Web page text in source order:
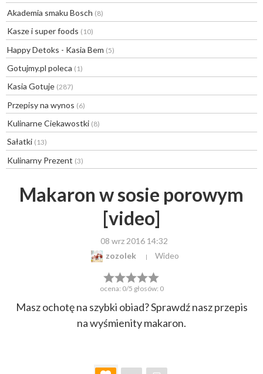
Akademia smaku Bosch (8)
Kasze i super foods (10)
Happy Detoks - Kasia Bem (5)
Gotujmy.pl poleca (1)
Kasia Gotuje (287)
Przepisy na wynos (6)
Kulinarne Ciekawostki (8)
Sałatki (13)
Kulinarny Prezent (3)
Makaron w sosie porowym
[video]
08 wrz 2016 14:32
zozolek
Wideo
ocena: 0/5 głosów: 0
Masz ochotę na szybki obiad? Sprawdź nasz przepis
na wyśmienity makaron.